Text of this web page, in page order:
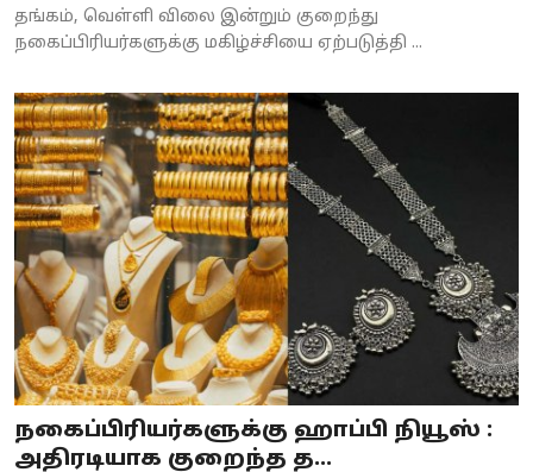
தங்கம், வெள்ளி விலை இன்றும் குறைந்து
நகைப்பிரியர்களுக்கு மகிழ்ச்சியை ஏற்படுத்தி ...
நகைப்பிரியர்களுக்கு ஹாப்பி நியூஸ் :
அதிரடியாக குறைந்த த...